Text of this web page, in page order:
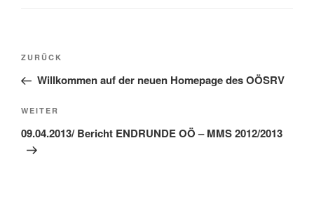
Beitragsnavigation
Vorheriger
Beitrag
ZURÜCK
Willkommen auf der neuen Homepage des OÖSRV
Nächster
Beitrag
WEITER
09.04.2013/ Bericht ENDRUNDE OÖ – MMS 2012/2013